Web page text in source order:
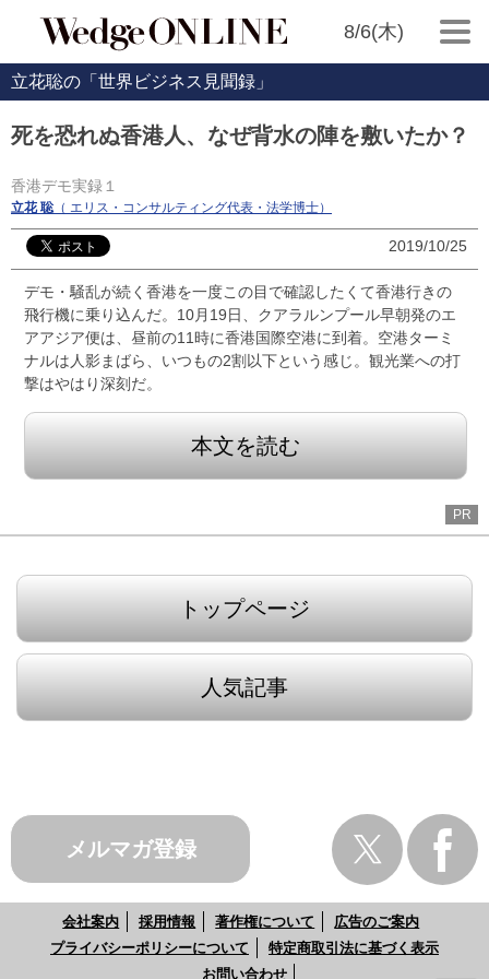
8/6(木)
立花聡の「世界ビジネス見聞録」
死を恐れぬ香港人、なぜ背水の陣を敷いたか？
香港デモ実録１
立花 聡 （ エリス・コンサルティング代表・法学博士）
2019/10/25
デモ・騒乱が続く香港を一度この目で確認したくて香港行きの
飛行機に乗り込んだ。10月19日、クアラルンプール早朝発のエ
アアジア便は、昼前の11時に香港国際空港に到着。空港ターミ
ナルは人影まばら、いつもの2割以下という感じ。観光業への打
撃はやはり深刻だ。
本文を読む
PR
トップページ
人気記事
メルマガ登録
会社案内 採用情報 著作権について
広告のご案内
プライバシーポリシーについて
特定商取引法に基づく表示
お問い合わせ